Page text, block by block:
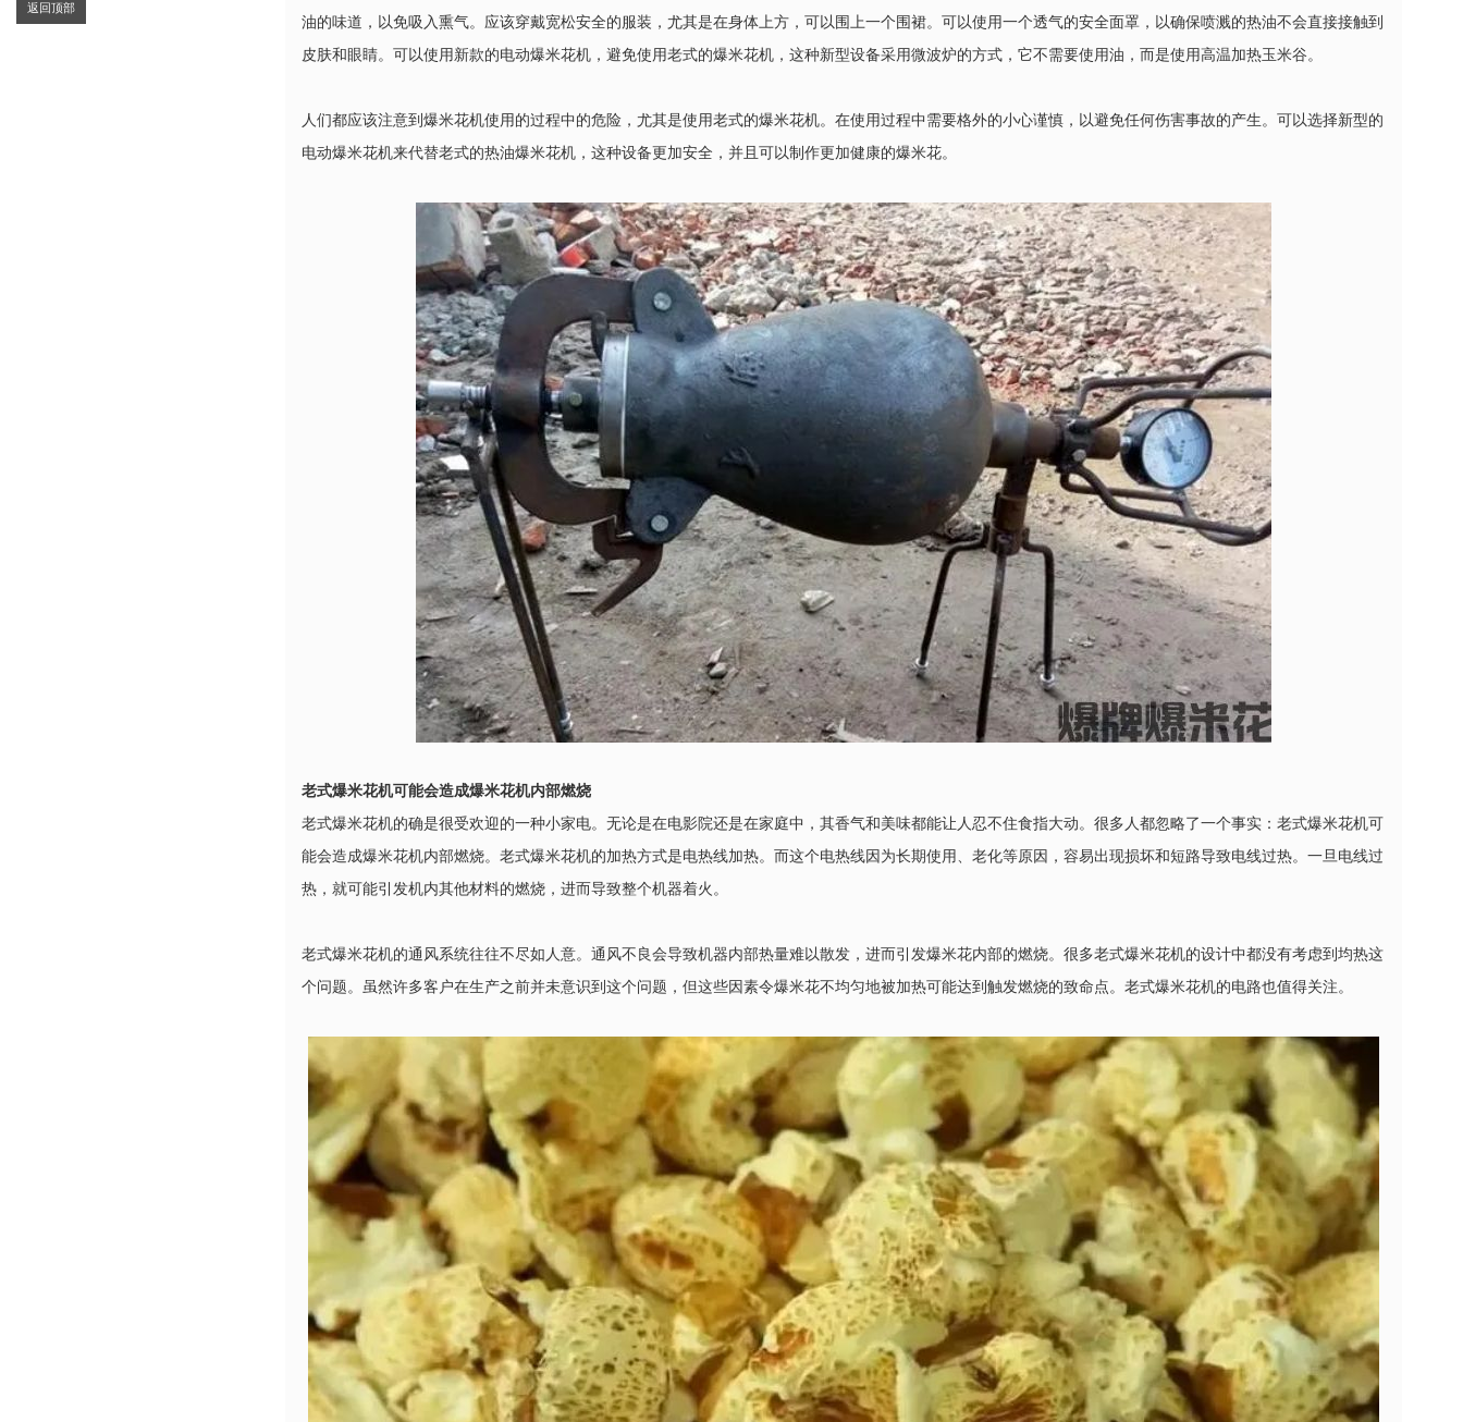
油的味道，以免吸入熏气。应该穿戴宽松安全的服装，尤其是在身体上方，可以围上一个围裙。可以使用一个透气的安全面罩，以确保喷溅的热油不会直接接触到
皮肤和眼睛。可以使用新款的电动爆米花机，避免使用老式的爆米花机，这种新型设备采用微波炉的方式，它不需要使用油，而是使用高温加热玉米谷。
人们都应该注意到爆米花机使用的过程中的危险，尤其是使用老式的爆米花机。在使用过程中需要格外的小心谨慎，以避免任何伤害事故的产生。可以选择新型的
电动爆米花机来代替老式的热油爆米花机，这种设备更加安全，并且可以制作更加健康的爆米花。
老式爆米花机可能会造成爆米花机内部燃烧
老式爆米花机的确是很受欢迎的一种小家电。无论是在电影院还是在家庭中，其香气和美味都能让人忍不住食指大动。很多人都忽略了一个事实：老式爆米花机可
能会造成爆米花机内部燃烧。老式爆米花机的加热方式是电热线加热。而这个电热线因为长期使用、老化等原因，容易出现损坏和短路导致电线过热。一旦电线过
热，就可能引发机内其他材料的燃烧，进而导致整个机器着火。
老式爆米花机的通风系统往往不尽如人意。通风不良会导致机器内部热量难以散发，进而引发爆米花内部的燃烧。很多老式爆米花机的设计中都没有考虑到均热这
个问题。虽然许多客户在生产之前并未意识到这个问题，但这些因素令爆米花不均匀地被加热可能达到触发燃烧的致命点。老式爆米花机的电路也值得关注。
返回顶部